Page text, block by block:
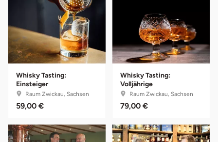
Whisky Tasting:
Einsteiger
Raum Zwickau, Sachsen
59,00 €
Whisky Tasting:
Volljährige
Raum Zwickau, Sachsen
79,00 €
Frankfurt am Main
Freiberg
Freiburg
Fulda
Fürth